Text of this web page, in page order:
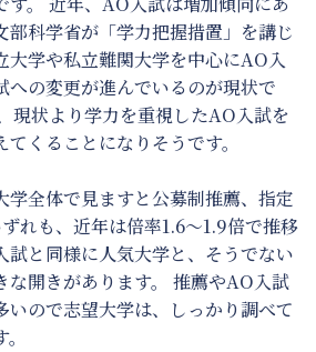
部科学省が「学力把握措置」を講じ
大学や私立難関大学を中心にAO入
への変更が進んでいるのが現状で
現状より学力を重視したAO入試を
くることになりそうです。
学全体で見ますと公募制推薦、指定
れも、近年は倍率1.6～1.9倍で推移
試と同様に人気大学と、そうでない
な開きがあります。 推薦やAO入試
いので志望大学は、しっかり調べて